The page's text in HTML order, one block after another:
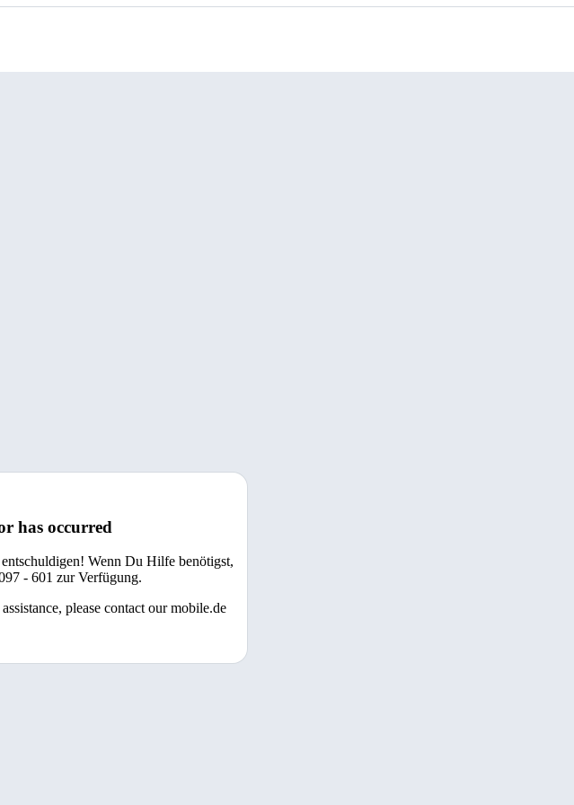
has occurred
Wenn Du Hilfe benötigst,
- 601 zur Verfügung.
please contact our mobile.de